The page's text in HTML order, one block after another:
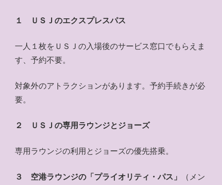
１ ＵＳＪのエクスプレスパス
一人１枚をＵＳＪの入場後のサービス窓口でもらえま
す、予約不要。
対象外のアトラクションがあります。予約手続きが必
要。
２ ＵＳＪの専用ラウンジとジョーズ
専用ラウンジの利用とジョーズの優先搭乗。
３ 空港ラウンジの「プライオリティ・パス」
（メン